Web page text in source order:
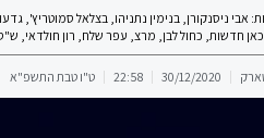
אבי ניסנקורן, בנימין נתניהו, בצלאל סמוטריץ',
כאן חדשות, כחול לבן, מרצ, עפר שלח, רון חולדאי,
30/12/2020
22:58 ט"ו טבת התשפ"א